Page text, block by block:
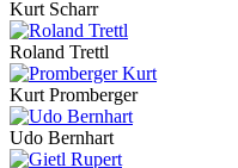
Kurt Scharr
Roland Trettl
Kurt Promberger
Udo Bernhart